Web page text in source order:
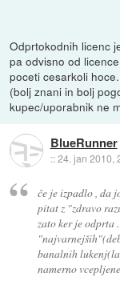
Odprtokodnih licenc
pa odvisno od
poceti cesarkoli
(bolj znani in bolj
kupec/uporabnik ne
BlueRunner
::24. jan 2010,
če je izpadlo , da
pitat z "zdravo
zato ker je odprta
banalnih
namerno